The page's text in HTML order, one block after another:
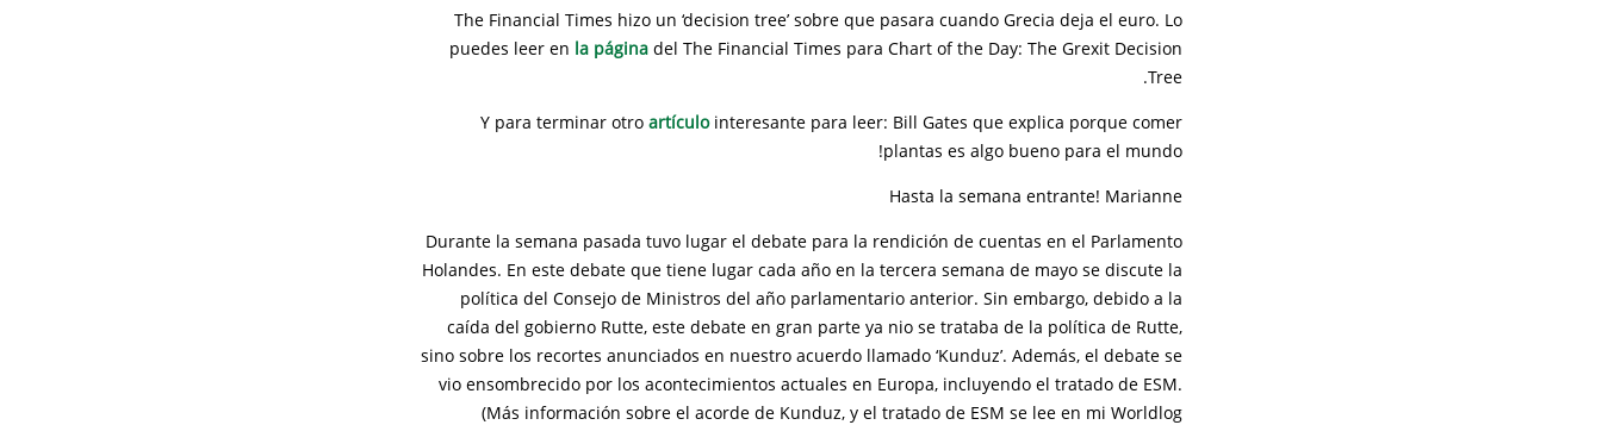
The Financial Times hizo un ‘decision tree’ sobre que pasara cuando Grecia deja el euro. Lo
puedes leer en la página del The Financial Times para Chart of the Day: The Grexit Decision
Tree.
Y para terminar otro artículointeresante para leer: Bill Gates que explica porque comer
plantas es algo bueno para el mundo!
Hasta la semana entrante! Marianne
Durante la semana pasada tuvo lugar el debate para la rendición de cuentas en el Parlamento
Holandes. En este debate que tiene lugar cada año en la tercera semana de mayo se discute la
política del Consejo de Ministros del año parlamentario anterior. Sin embargo, debido a la
caída del gobierno Rutte, este debate en gran parte ya nio se trataba de la política de Rutte,
sino sobre los recortes anunciados en nuestro acuerdo llamado ‘Kunduz’. Además, el debate se
vio ensombrecido por los acontecimientos actuales en Europa, incluyendo el tratado de ESM.
(Más información sobre el acorde de Kunduz, y el tratado de ESM se lee en mi Worldlog